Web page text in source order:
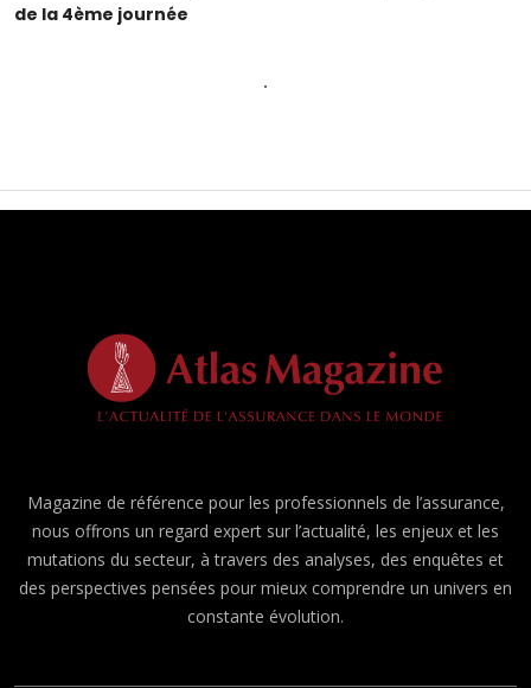
de la 4ème journée
Magazine de référence pour les professionnels de l’assurance,
nous offrons un regard expert sur l’actualité, les enjeux et les
mutations du secteur, à travers des analyses, des enquêtes et
des perspectives pensées pour mieux comprendre un univers en
constante évolution.